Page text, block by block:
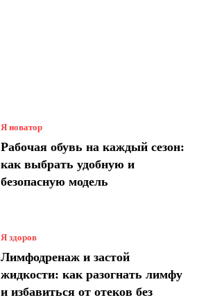
Я новатор
Рабочая обувь на каждый сезон:
как выбрать удобную и
безопасную модель
Я здоров
Лимфодренаж и застой
жидкости: как разогнать лимфу
и избавиться от отеков без